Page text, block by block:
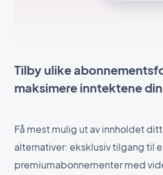
Tilby ulike
maksimere inntektene
Få mest mulig ut av innholdet
alternativer: eksklusiv tilgang til
premiumabonnementer med